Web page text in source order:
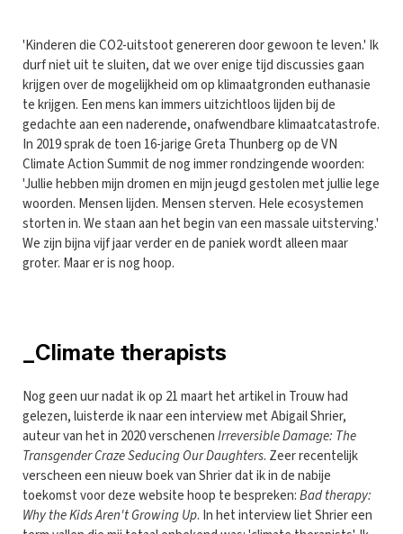
'Kinderen die CO2-uitstoot genereren door gewoon te leven.' Ik
durf niet uit te sluiten, dat we over enige tijd discussies gaan
krijgen over de mogelijkheid om op klimaatgronden euthanasie
te krijgen. Een mens kan immers uitzichtloos lijden bij de
gedachte aan een naderende, onafwendbare klimaatcatastrofe.
In 2019 sprak de toen 16-jarige Greta Thunberg op de VN
Climate Action Summit de nog immer rondzingende woorden:
'Jullie hebben mijn dromen en mijn jeugd gestolen met jullie lege
woorden. Mensen lijden. Mensen sterven. Hele ecosystemen
storten in. We staan aan het begin van een massale uitsterving.'
We zijn bijna vijf jaar verder en de paniek wordt alleen maar
groter. Maar er is nog hoop.
_Climate therapists
Nog geen uur nadat ik op 21 maart het artikel in Trouw had
gelezen, luisterde ik naar een interview met Abigail Shrier,
auteur van het in 2020 verschenenIrreversible Damage: The
Transgender Craze Seducing Our Daughters. Zeer recentelijk
verscheen een nieuw boek van Shrier dat ik in de nabije
toekomst voor deze website hoop te bespreken:Bad therapy:
Why the Kids Aren't Growing Up. In het interview liet Shrier een